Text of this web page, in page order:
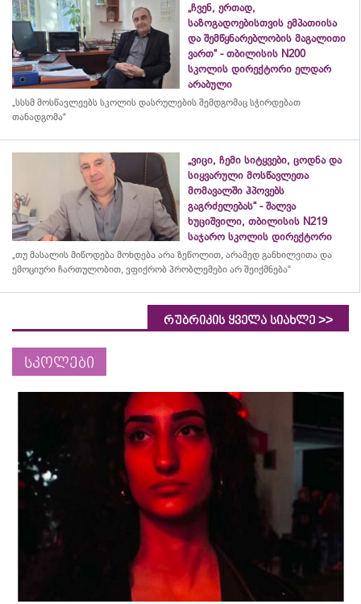
„ჩვენ, ერთად,
საზოგადოებისთვის ემპათიისა
და შემწყნარებლობის მაგალითი
ვართ“ - თბილისის N200
სკოლის დირექტორი ელდარ
არაბული
„სსსმ მოსწავლეებს სკოლის დასრულების შემდგომაც სჭირდებათ
თანადგომა“
„ვიცი, ჩემი სიტყვები, ცოდნა და
სიყვარული მოსწავლეთა
მომავალში ჰპოვებს
გაგრძელებას“ - შალვა
ხუციშვილი, თბილისის N219
საჯარო სკოლის დირექტორი
„თუ მასალის მიწოდება მოხდება არა ზეწოლით, არამედ განხილვითა და
ემოციური ჩართულობით, ვფიქრობ პრობლემები არ შეიქმნება“
რუბრიკის ყველა სიახლე >>
სკოლები